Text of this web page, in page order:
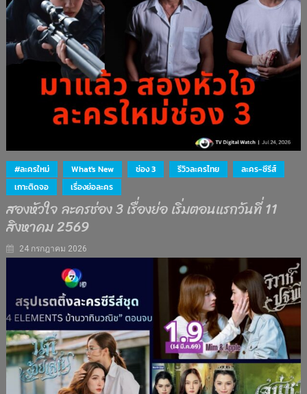
#ละครใหม่ What's New ช่อง 3 รีวิวละครไทย
ละคร-ซีรีส์
เกาะติดจอ
เรื่องย่อละคร
สองหัวใจ ละครช่อง 3 เรื่องย่อ เริ่มตอนแรกวันที่ 11
สิงหาคม 2569
24 กรกฎาคม 2026